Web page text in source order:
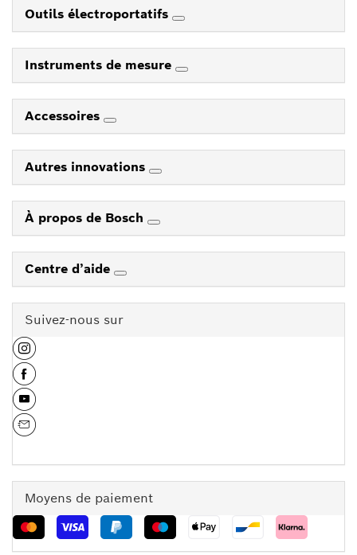
Outils électroportatifs
Instruments de mesure
Accessoires
Autres innovations
À propos de Bosch
Centre d’aide
Suivez-nous sur
Moyens de paiement